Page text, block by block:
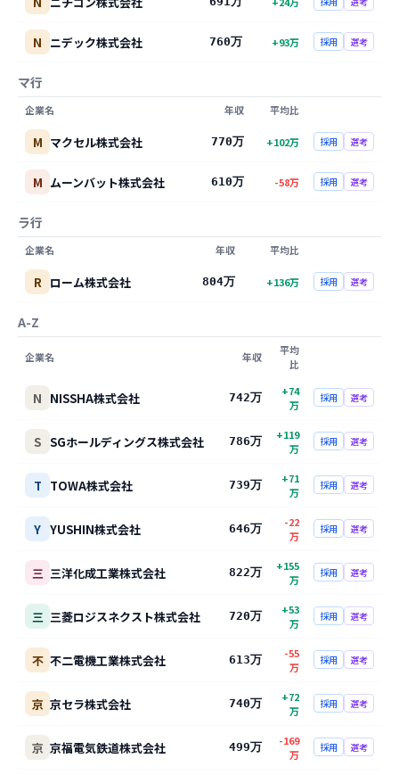
N ニデック株式会社 760万 +93万 採用 選考
マ行
企業名 年収 平均比
M マクセル株式会社 770万 +102万 採用 選考
M ムーンバット株式会社 610万 -58万 採用 選考
ラ行
企業名 年収 平均比
R ローム株式会社 804万 +136万 採用 選考
A-Z
企業名 年収
平均
比
N NISSHA株式会社 742万 +74
万
採用 選考
S SGホールディングス株式会社 786万 +119
万
採用 選考
T TOWA株式会社 739万 +71
万
採用 選考
Y YUSHIN株式会社 646万
-22
万
採用 選考
三 三洋化成工業株式会社 822万 +155
万
採用 選考
三 三菱ロジスネクスト株式会社 720万 +53
万
採用 選考
不 不二電機工業株式会社 613万
-55
万
採用 選考
京 京セラ株式会社 740万 +72
万
採用 選考
京 京福電気鉄道株式会社 499万
-169
万
採用 選考